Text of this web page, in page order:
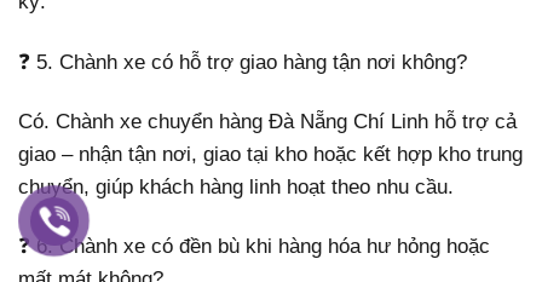
❓ 5. Chành xe có hỗ trợ giao hàng tận nơi không?
Có. Chành xe chuyển hàng Đà Nẵng Chí Linh hỗ trợ cả
giao – nhận tận nơi, giao tại kho hoặc kết hợp kho trung
chuyển, giúp khách hàng linh hoạt theo nhu cầu.
❓ 6. Chành xe có đền bù khi hàng hóa hư hỏng hoặc